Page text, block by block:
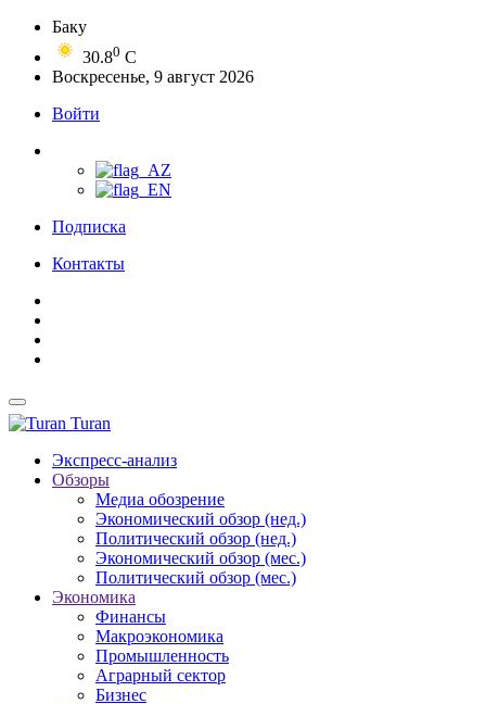
Баку
30.80 C
Воскресенье, 9 август 2026
Войти
Подписка
Контакты
Turan
Экспресс-анализ
Обзоры
Медиа обозрение
Экономический обзор (нед.)
Политический обзор (нед.)
Экономический обзор (мес.)
Политический обзор (мес.)
Экономика
Финансы
Макроэкономика
Промышленность
Аграрный сектор
Бизнес